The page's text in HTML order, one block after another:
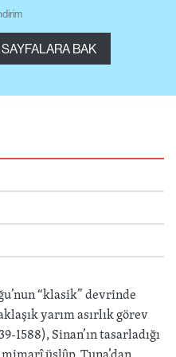
SAYFALARA BAK
“klasik” devrinde
yarım asırlık görev
1588), Sinan’ın tasarladığı